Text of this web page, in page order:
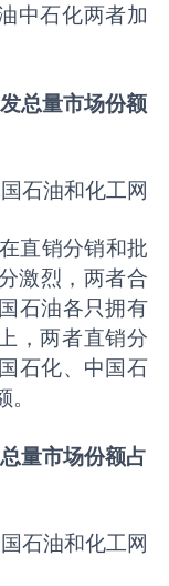
中石化两者加
总量市场份额
石油和化工网
直销分销和批
激烈，两者合
石油各只拥有
，两者直销分
石化、中国石
量市场份额占
石油和化工网